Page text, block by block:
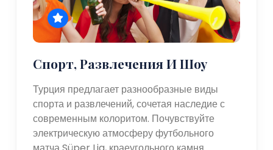
Спорт, Развлечения И Шоу
Турция предлагает разнообразные виды
спорта и развлечений, сочетая наследие с
современным колоритом. Почувствуйте
электрическую атмосферу футбольного